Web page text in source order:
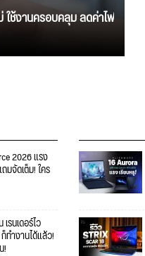
ช้งานครอบคลุม ลดค่าไฟ
2026 แรง
มจัดเต็ม! ใคร
รนเดอร์ไว
ทำงานได้แล้ว!
!